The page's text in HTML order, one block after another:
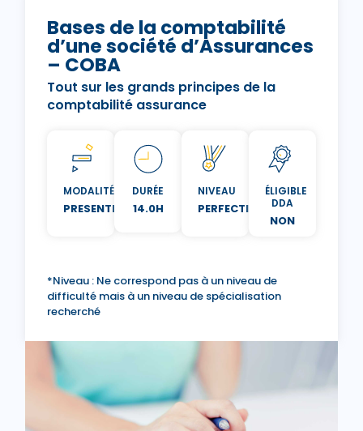
Bases de la comptabilité
d’une société d’Assurances
– COBA
Tout sur les grands principes de la
comptabilité assurance
MODALITÉ
PRESENTIEL
DURÉE
14.0H
NIVEAU
PERFECTIONNEMENT
ÉLIGIBLE
DDA
NON
*Niveau : Ne correspond pas à un niveau de
difficulté mais à un niveau de spécialisation
recherché